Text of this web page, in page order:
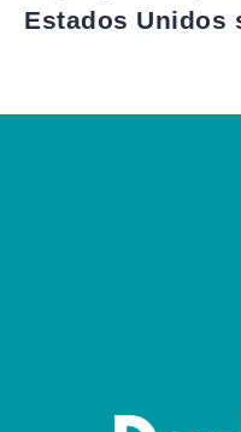
Estados Unidos